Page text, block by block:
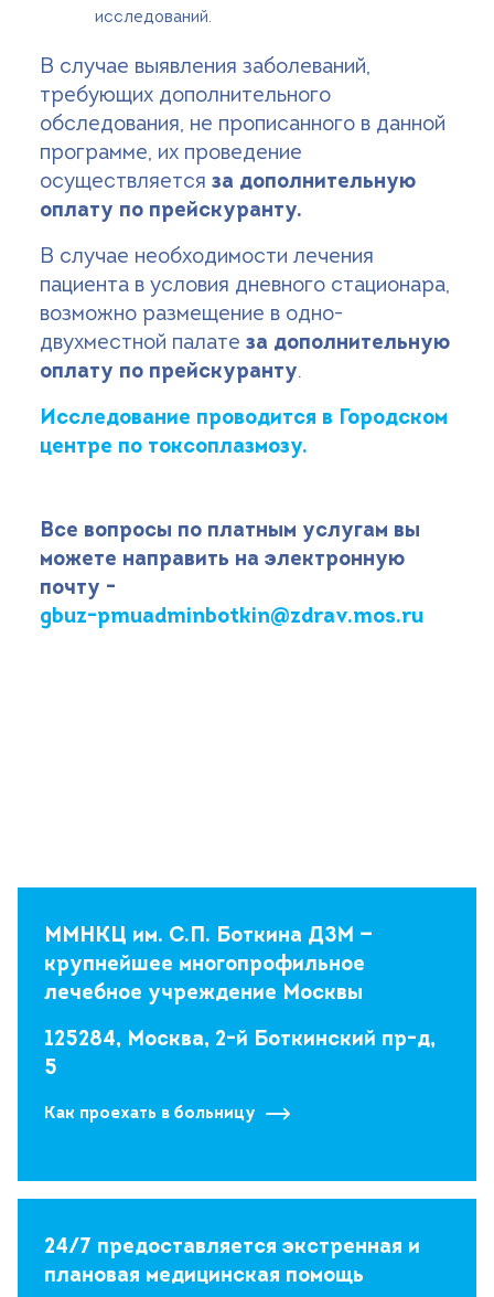
исследований.
В случае выявления заболеваний,
требующих дополнительного
обследования, не прописанного в данной
программе, их проведение
осуществляется за дополнительную
оплату по прейскуранту.
В случае необходимости лечения
пациента в условия дневного стационара,
возможно размещение в одно-
двухместной палате за дополнительную
оплату по прейскуранту.
Исследование проводится в Городском
центре по токсоплазмозу.
Все вопросы по платным услугам вы
можете направить на электронную
почту -
gbuz-pmuadminbotkin@zdrav.mos.ru
ММНКЦ им. С.П. Боткина ДЗМ —
крупнейшее многопрофильное
лечебное учреждение Москвы
125284, Москва, 2-й Боткинский пр-д,
5
Как проехать в больницу
24/7 предоставляется экстренная и
плановая медицинская помощь